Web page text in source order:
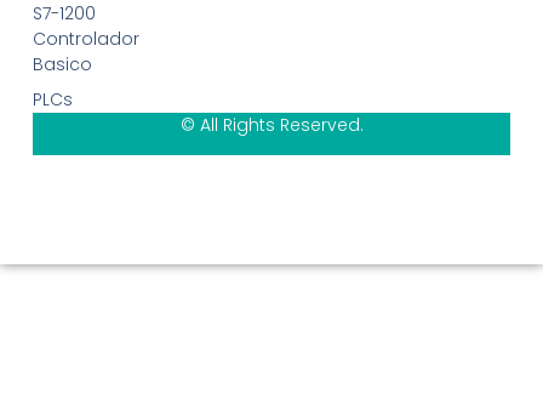
S7-1200
Controlador
Basico
PLCs
© All Rights Reserved.